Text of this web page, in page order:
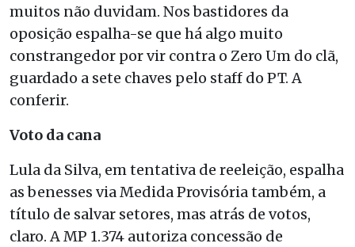
muitos não duvidam. Nos bastidores da
oposição espalha-se que há algo muito
constrangedor por vir contra o Zero Um do clã,
guardado a sete chaves pelo staff do PT. A
conferir.
Voto da cana
Lula da Silva, em tentativa de reeleição, espalha
as benesses via Medida Provisória também, a
título de salvar setores, mas atrás de votos,
claro. A MP 1.374 autoriza concessão de